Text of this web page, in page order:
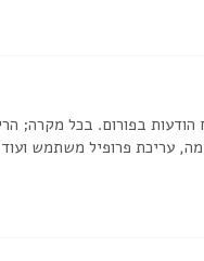
בפורום. בכל מקרה;
עריכת פרופיל משתמש